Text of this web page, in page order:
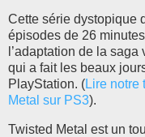
Cette série dystopique
épisodes de 26
l’adaptation de la
qui a fait les beaux
PlayStation. (Lire notre
Metal sur PS3).
Twisted Metal est un